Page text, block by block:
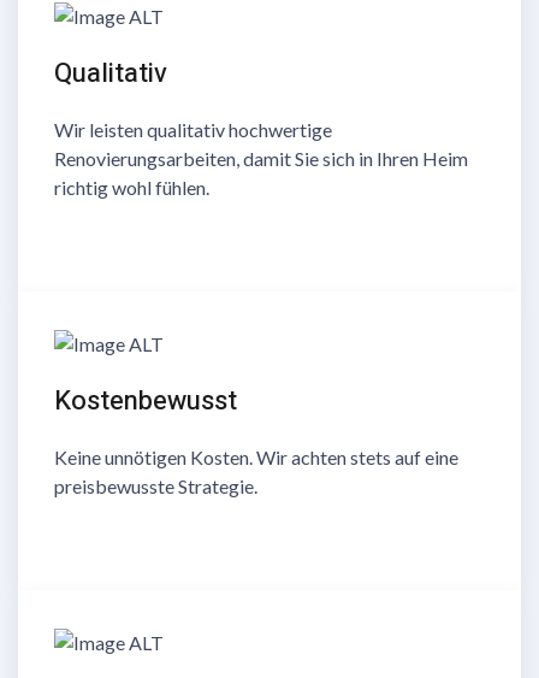
Qualitativ
Wir leisten qualitativ hochwertige
Renovierungsarbeiten, damit Sie sich in Ihren Heim
richtig wohl fühlen.
Kostenbewusst
Keine unnötigen Kosten. Wir achten stets auf eine
preisbewusste Strategie.